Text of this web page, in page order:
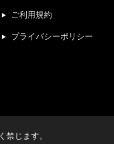
ご利用規約
プライバシーポリシー
禁じます。